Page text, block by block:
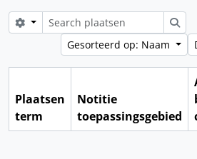
Search options
Gesorteerd op: Naam
Plaatsen
term
Notitie
toepassingsgebied